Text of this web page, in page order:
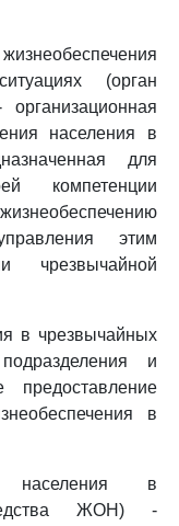
(орган
населения в
для
компетенции
этим
чрезвычайной
в чрезвычайных
и
предоставление
в
населения в
ЖОН) -